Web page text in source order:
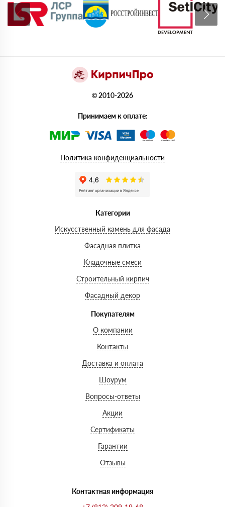
© 2010-2026
Принимаем к оплате:
Политика конфиденциальности
Категории
Искусственный камень для фасада
Фасадная плитка
Кладочные смеси
Строительный кирпич
Фасадный декор
Покупателям
О компании
Контакты
Доставка и оплата
Шоурум
Вопросы-ответы
Акции
Сертификаты
Гарантии
Отзывы
Контактная информация